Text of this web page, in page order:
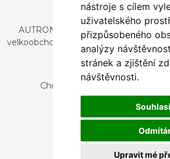
nástroje s cílem
uživatelského
přizpůsobeného
analýzy
stránek a zjištění
návštěvnosti.
Upravit mé
AUTRONIC, s.r.o. je společnost
velkoobchodním prodejem
a dekorací.
Česká republika
Chrustenice 270, 267 12
Slovensko
Nová 366, 032 02